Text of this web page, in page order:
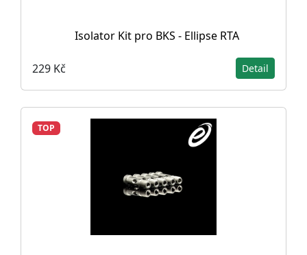
Isolator Kit pro BKS - Ellipse RTA
229 Kč Detail
TOP